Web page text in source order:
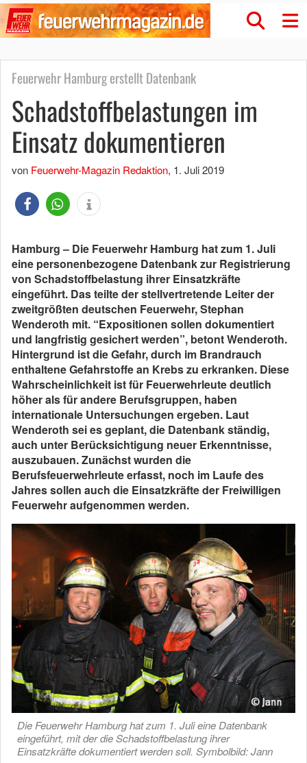
Feuerwehr Hamburg erstellt Datenbank
Schadstoffbelastungen im
Einsatz dokumentieren
von Feuerwehr-Magazin Redaktion, 1. Juli 2019
Hamburg – Die Feuerwehr Hamburg hat zum 1. Juli
eine personenbezogene Datenbank zur Registrierung
von Schadstoffbelastung ihrer Einsatzkräfte
eingeführt. Das teilte der stellvertretende Leiter der
zweitgrößten deutschen Feuerwehr, Stephan
Wenderoth mit. “Expositionen sollen dokumentiert
und langfristig gesichert werden”, betont Wenderoth.
Hintergrund ist die Gefahr, durch im Brandrauch
enthaltene Gefahrstoffe an Krebs zu erkranken. Diese
Wahrscheinlichkeit ist für Feuerwehrleute deutlich
höher als für andere Berufsgruppen, haben
internationale Untersuchungen ergeben. Laut
Wenderoth sei es geplant, die Datenbank ständig,
auch unter Berücksichtigung neuer Erkenntnisse,
auszubauen. Zunächst wurden die
Berufsfeuerwehrleute erfasst, noch im Laufe des
Jahres sollen auch die Einsatzkräfte der Freiwilligen
Feuerwehr aufgenommen werden.
Die Feuerwehr Hamburg hat zum 1. Juli eine Datenbank
eingeführt, mit der die Schadstoffbelastung ihrer
Einsatzkräfte dokumentiert werden soll. Symbolbild: Jann